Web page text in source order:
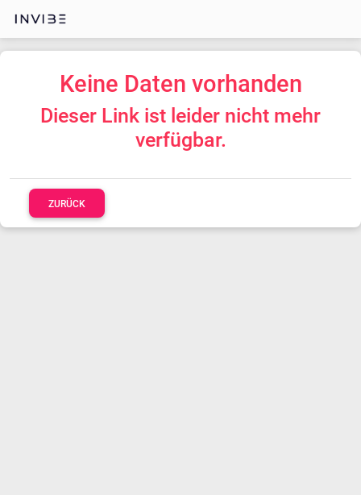
Keine Daten vorhanden
Dieser Link ist leider nicht mehr
verfügbar.
ZURÜCK